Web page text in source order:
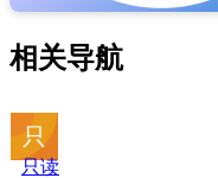
相关导航
只读